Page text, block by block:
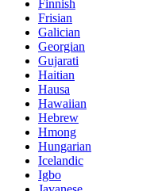
Finnish
Frisian
Galician
Georgian
Gujarati
Haitian
Hausa
Hawaiian
Hebrew
Hmong
Hungarian
Icelandic
Igbo